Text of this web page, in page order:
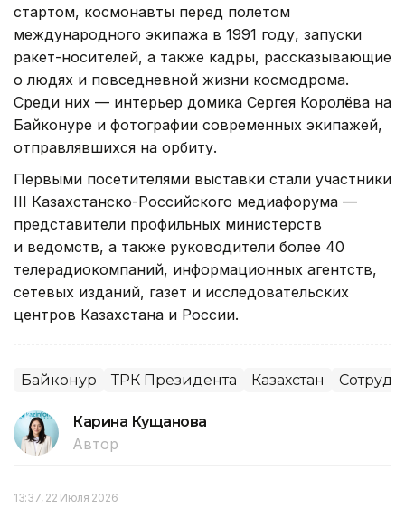
стартом, космонавты перед полетом
международного экипажа в 1991 году, запуски
ракет-носителей, а также кадры, рассказывающие
о людях и повседневной жизни космодрома.
Среди них — интерьер домика Сергея Королёва на
Байконуре и фотографии современных экипажей,
отправлявшихся на орбиту.
Первыми посетителями выставки стали участники
III Казахстанско-Российского медиафорума —
представители профильных министерств
и ведомств, а также руководители более 40
телерадиокомпаний, информационных агентств,
сетевых изданий, газет и исследовательских
центров Казахстана и России.
Байконур ТРК Президента Казахстан
Карина Кущанова
Автор
13:37, 22 Июля 2026